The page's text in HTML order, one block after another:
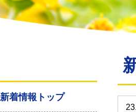
新着情報トップ